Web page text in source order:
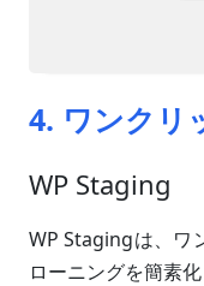
4. ワンクリ
WP Staging
WP Stagingは、ワ
ローニングを簡素